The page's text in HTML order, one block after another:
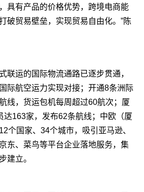
具有产品的价格优势，跨境电商能
破贸易壁垒，实现贸易自由化。”陈
联运的国际物流通路已逐步贯通，
际航空运力实现对接；开通8条洲际
线，货运包机每周超过60航次；厦
达163家，发布62条航线；中欧（厦
个国家、34个城市，吸引亚马逊、
东、菜鸟等平台企业落地服务，集
建立。